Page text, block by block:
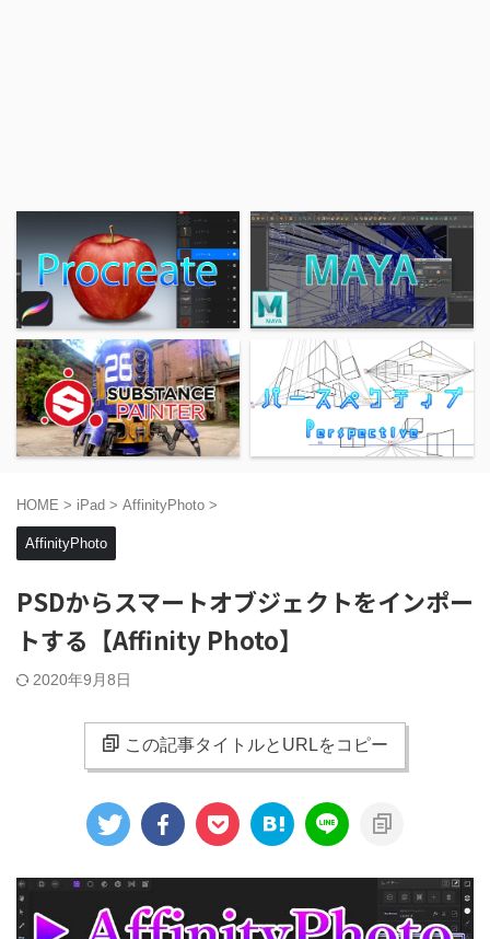
HOME > iPad > AffinityPhoto >
AffinityPhoto
PSDからスマートオブジェクトをインポー
トする【Affinity Photo】
2020年9月8日
この記事タイトルとURLをコピー